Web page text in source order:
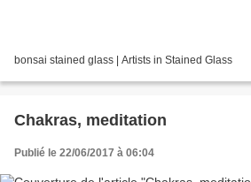
bonsai stained glass | Artists in Stained Glass
Chakras, meditation
Publié le 22/06/2017 à 06:04